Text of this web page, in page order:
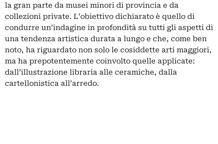
la gran parte da musei minori di provincia e da
collezioni private. L’obiettivo dichiarato è quello di
condurre un’indagine in profondità su tutti gli aspetti di
una tendenza artistica durata a lungo e che, come ben
noto, ha riguardato non solo le cosiddette arti maggiori,
ma ha prepotentemente coinvolto quelle applicate:
dall’illustrazione libraria alle ceramiche, dalla
cartellonistica all’arredo.